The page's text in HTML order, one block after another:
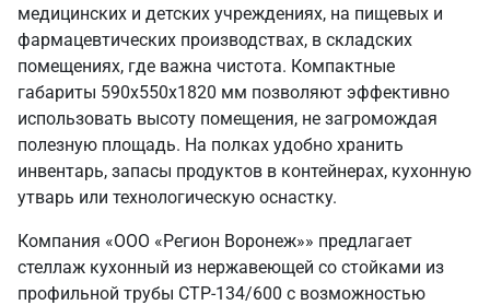
медицинских и детских учреждениях, на пищевых и
фармацевтических производствах, в складских
помещениях, где важна чистота. Компактные
габариты 590х550х1820 мм позволяют эффективно
использовать высоту помещения, не загромождая
полезную площадь. На полках удобно хранить
инвентарь, запасы продуктов в контейнерах, кухонную
утварь или технологическую оснастку.
Компания «ООО «Регион Воронеж»» предлагает
стеллаж кухонный из нержавеющей со стойками из
профильной трубы СТР-134/600 с возможностью